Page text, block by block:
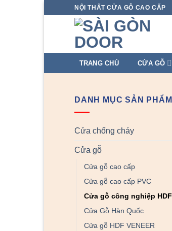
NỘI THẤT CỬA GỖ CAO CẤP
TRANG CHỦ CỬA GỖ
DANH MỤC SẢN PHẨM
Cửa chống cháy
Cửa gỗ
Cửa gỗ cao cấp
Cửa gỗ cao cấp PVC
Cửa gỗ công nghiệp HDF
Cửa Gỗ Hàn Quốc
Cửa gỗ HDF VENEER